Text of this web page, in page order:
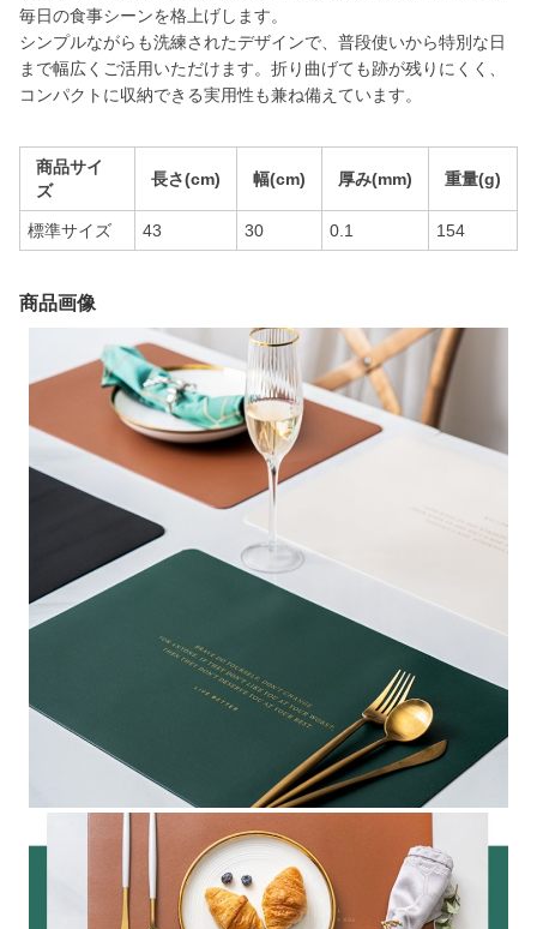
毎日の食事シーンを格上げします。
シンプルながらも洗練されたデザインで、普段使いから特別な日
まで幅広くご活用いただけます。折り曲げても跡が残りにくく、
コンパクトに収納できる実用性も兼ね備えています。
商品サイ
ズ
長さ(cm) 幅(cm) 厚み(mm) 重量(g)
標準サイズ 43 30 0.1 154
商品画像